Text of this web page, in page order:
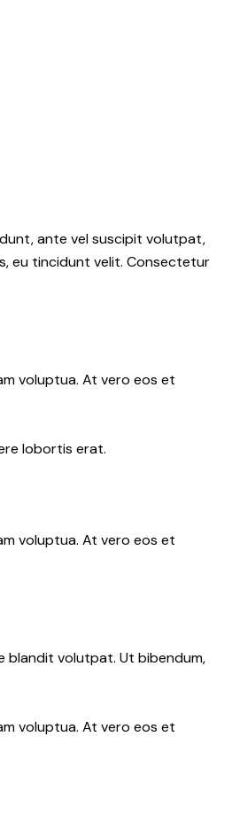
ante vel suscipit volutpat,
eu tincidunt velit. Consectetur
voluptua. At vero eos et
lobortis erat.
voluptua. At vero eos et
blandit volutpat. Ut bibendum,
voluptua. At vero eos et